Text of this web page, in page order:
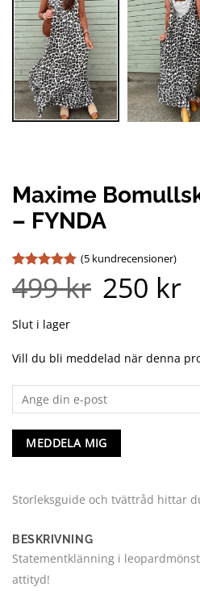
Maxime
– FYNDA
Betygsatt
4.8av 5
(5kundrecensioner)
499kr Det
ursprungliga
priset
250 kr
Slut i lager
Vill du bli meddelad när denna
MEDDELA MIG
Storleksguide och tvättråd hittar
BESKRIVNING
Statementklänning i
attityd!